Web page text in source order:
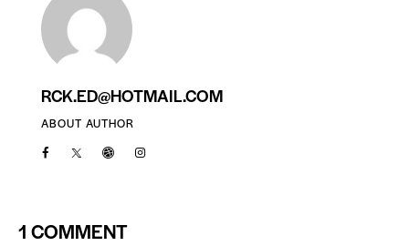
RCK.ED@HOTMAIL.COM
ABOUT AUTHOR
1 COMMENT